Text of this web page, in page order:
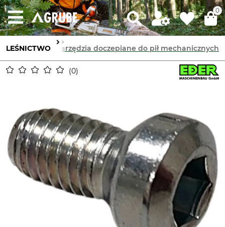
0
LEŚNICTWO
mechaniczne Narzędzia doczepiane do pił mechanicznych
0